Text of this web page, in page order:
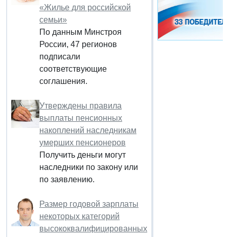
«Жилье для российской
семьи»
По данным Минстроя
России, 47 регионов
подписали
соответствующие
соглашения.
Утверждены правила
выплаты пенсионных
накоплений наследникам
умерших пенсионеров
Получить деньги могут
наследники по закону или
по заявлению.
Размер годовой зарплаты
некоторых категорий
высококвалифицированных